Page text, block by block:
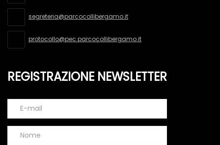
segreteria@parcocollibergamo.it
protocollo@pec.parcocollibergamo.it
REGISTRAZIONE NEWSLETTER